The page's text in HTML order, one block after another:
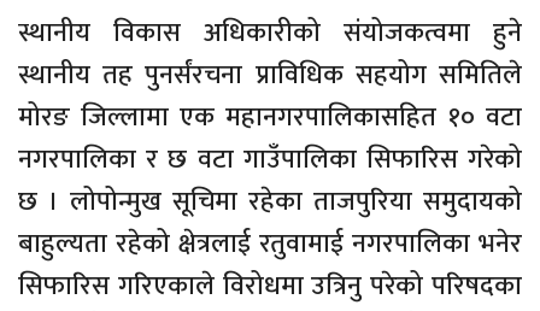
स्थानीय विकास अधिकारीको संयोजकत्वमा हुने
स्थानीय तह पुनर्संरचना प्राविधिक सहयोग समितिले
मोरङ जिल्लामा एक महानगरपालिकासहित १० वटा
नगरपालिका र छ वटा गाउँपालिका सिफारिस गरेको
छ । लोपोन्मुख सूचिमा रहेका ताजपुरिया समुदायको
बाहुल्यता रहेको क्षेत्रलाई रतुवामाई नगरपालिका भनेर
सिफारिस गरिएकाले विरोधमा उत्रिनु परेको परिषदका